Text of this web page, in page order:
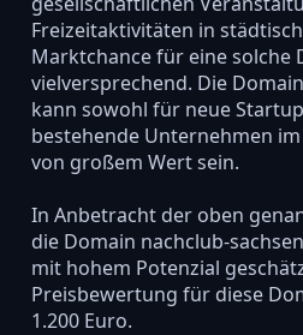
Freizeitaktivitäten in
Marktchance für eine solche
vielversprechend. Die
kann sowohl für neue
bestehende Unternehmen
von großem Wert sein.
In Anbetracht der oben
die Domain nachclub-
mit hohem Potenzial
Preisbewertung für diese
1.200 Euro.